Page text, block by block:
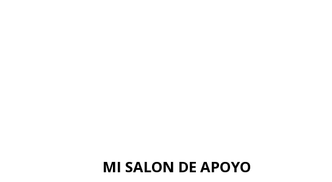
MI SALON DE APOYO